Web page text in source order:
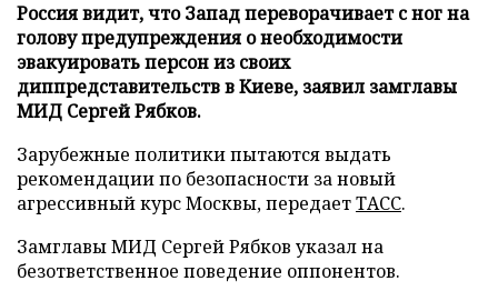
Россия видит, что Запад переворачивает с ног на
голову предупреждения о необходимости
эвакуировать персон из своих
диппредставительств в Киеве, заявил замглавы
МИД Сергей Рябков.
Зарубежные политики пытаются выдать
рекомендации по безопасности за новый
агрессивный курс Москвы, передаетТАСС.
Замглавы МИД Сергей Рябков указал на
безответственное поведение оппонентов.